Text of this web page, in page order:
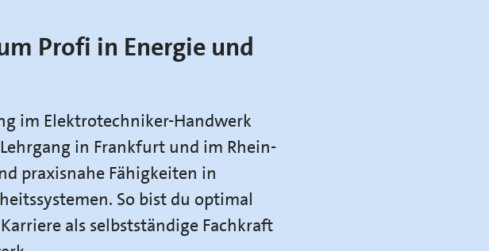
Profi in Energie und
im Elektrotechniker-Handwerk
in Frankfurt und im Rhein-
praxisnahe Fähigkeiten in
So bist du optimal
als selbstständige Fachkraft